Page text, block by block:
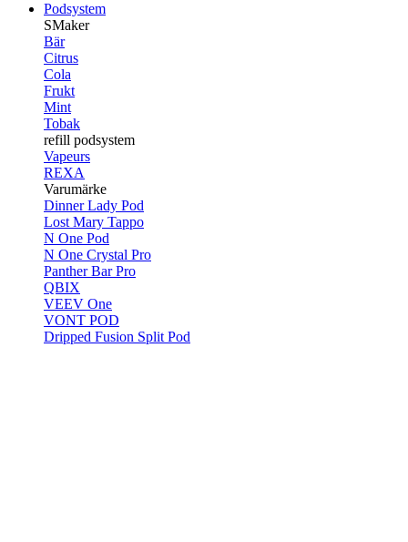
Podsystem
SMaker
Bär
Citrus
Cola
Frukt
Mint
Tobak
refill podsystem
Vapeurs
REXA
Varumärke
Dinner Lady Pod
Lost Mary Tappo
N One Pod
N One Crystal Pro
Panther Bar Pro
QBIX
VEEV One
VONT POD
Dripped Fusion Split Pod